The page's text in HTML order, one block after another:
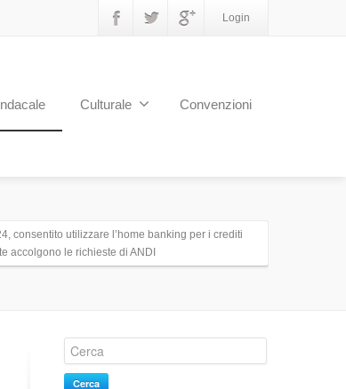
Login
Culturale Convenzioni
consentito utilizzare l’home banking per i crediti
accolgono le richieste di ANDI
Cerca